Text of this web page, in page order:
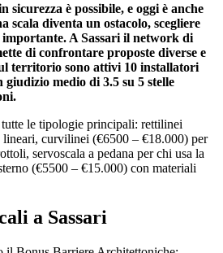
sicurezza è possibile, e oggi è anche
scala diventa un ostacolo, scegliere
importante. A Sassari il network di
di confrontare proposte diverse e
territorio sono attivi 10 installatori
medio di 3.5 su 5 stelle
le tipologie principali: rettilinei
lineari, curvilinei (€6500 – €18.000) per
servoscala a pedana per chi usa la
(€5500 – €15.000) con materiali
a Sassari